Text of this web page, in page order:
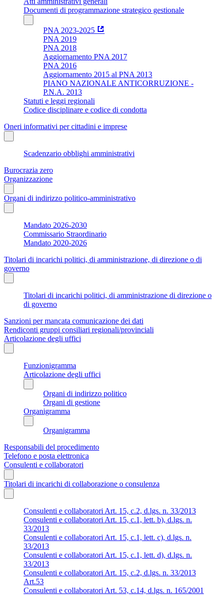
Documenti di programmazione strategico gestionale
PNA 2023-2025
PNA 2019
PNA 2018
Aggiornamento PNA 2017
PNA 2016
Aggiornamento 2015 al PNA 2013
PIANO NAZIONALE ANTICORRUZIONE -
P.N.A. 2013
Statuti e leggi regionali
Codice disciplinare e codice di condotta
Oneri informativi per cittadini e imprese
Scadenzario obblighi amministrativi
Burocrazia zero
Organizzazione
Organi di indirizzo politico-amministrativo
Mandato 2026-2030
Commissario Straordinario
Mandato 2020-2026
Titolari di incarichi politici, di amministrazione, di direzione o di
governo
Titolari di incarichi politici, di amministrazione di direzione o
di governo
Sanzioni per mancata comunicazione dei dati
Rendiconti gruppi consiliari regionali/provinciali
Articolazione degli uffici
Funzionigramma
Articolazione degli uffici
Organi di indirizzo politico
Organi di gestione
Organigramma
Organigramma
Responsabili del procedimento
Telefono e posta elettronica
Consulenti e collaboratori
Titolari di incarichi di collaborazione o consulenza
Consulenti e collaboratori Art. 15, c.2, d.lgs. n. 33/2013
Consulenti e collaboratori Art. 15, c.1, lett. b), d.lgs. n.
33/2013
Consulenti e collaboratori Art. 15, c.1, lett. c), d.lgs. n.
33/2013
Consulenti e collaboratori Art. 15, c.1, lett. d), d.lgs. n.
33/2013
Consulenti e collaboratori Art. 15, c.2, d.lgs. n. 33/2013
Art.53
Consulenti e collaboratori Art. 53, c.14, d.lgs. n. 165/2001